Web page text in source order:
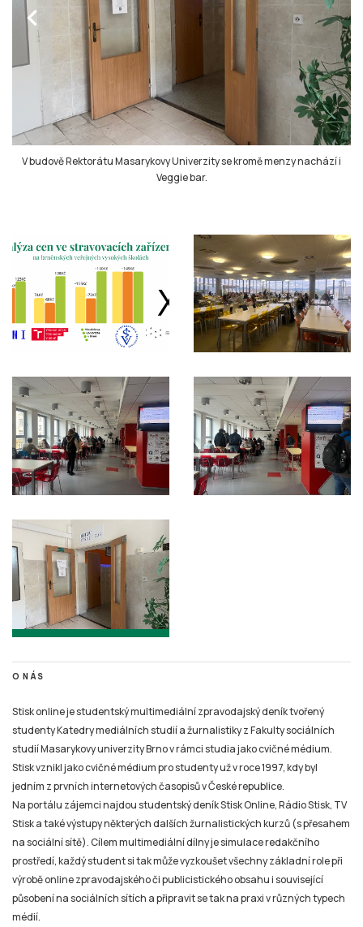
chevron_left
V budově Rektorátu Masarykovy Univerzity se kromě menzy nachází i
Veggie bar.
O NÁS
Stisk online je studentský multimediální zpravodajský deník tvořený
studenty Katedry mediálních studií a žurnalistiky z Fakulty sociálních
studií Masarykovy univerzity Brno v rámci studia jako cvičné médium.
Stisk vznikl jako cvičné médium pro studenty už v roce 1997, kdy byl
jedním z prvních internetových časopisů v České republice.
Na portálu zájemci najdou studentský deník Stisk Online, Rádio Stisk, TV
Stisk a také výstupy některých dalších žurnalistických kurzů (s přesahem
na sociální sítě). Cílem multimediální dílny je simulace redakčního
prostředí, každý student si tak může vyzkoušet všechny základní role při
výrobě online zpravodajského či publicistického obsahu i související
působení na sociálních sítích a připravit se tak na praxi v různých typech
médií.